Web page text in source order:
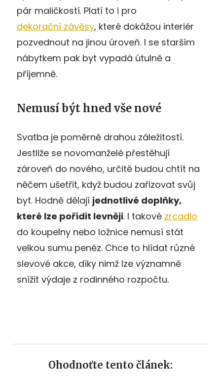
pár maličkostí. Platí to i pro
dekorační závěsy, které dokážou interiér
pozvednout na jinou úroveň. I se starším
nábytkem pak byt vypadá útulně a
příjemně.
Nemusí být hned vše nové
Svatba je poměrně drahou záležitostí.
Jestliže se novomanželé přestěhují
zároveň do nového, určitě budou chtít na
něčem ušetřit, když budou zařizovat svůj
byt. Hodně dělají jednotlivé doplňky,
které lze pořídit levněji. I takové zrcadlo
do koupelny nebo ložnice nemusí stát
velkou sumu peněz. Chce to hlídat různé
slevové akce, díky nimž lze významně
snížit výdaje z rodinného rozpočtu.
Ohodnoťte tento článek: